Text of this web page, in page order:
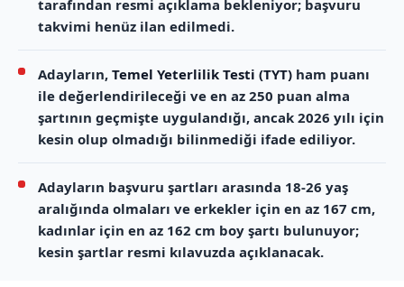
tarafından resmi açıklama bekleniyor; başvuru
takvimi henüz ilan edilmedi.
Adayların, Temel Yeterlilik Testi (TYT) ham puanı
ile değerlendirileceği ve en az 250 puan alma
şartının geçmişte uygulandığı, ancak 2026 yılı için
kesin olup olmadığı bilinmediği ifade ediliyor.
Adayların başvuru şartları arasında 18-26 yaş
aralığında olmaları ve erkekler için en az 167 cm,
kadınlar için en az 162 cm boy şartı bulunuyor;
kesin şartlar resmi kılavuzda açıklanacak.